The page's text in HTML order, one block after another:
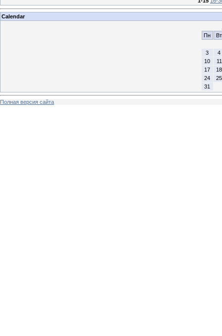
Calendar
Пн
Вт
3
4
10
11
17
18
24
25
31
Полная версия сайта